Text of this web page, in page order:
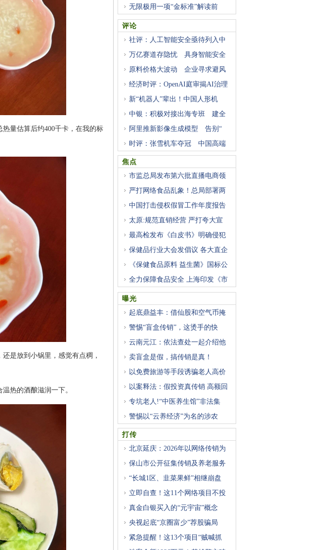
量估算后约400千卡，在我的标
是放到小锅里，感觉有点稠，
热的酒酿滋润一下。
无限极用一项“金标准”解读前
评论
社评：人工智能安全亟待列入中
万亿赛道存隐忧 具身智能安全
原料价格大波动 企业寻求避风
经济时评：OpenAI庭审揭AI治理
新“机器人”辈出！中国人形机
中银：积极对接出海专班 建全
阿里推新影像生成模型 告别“
时评：张雪机车夺冠 中国高端
焦点
市监总局发布第六批直播电商领
严打网络食品乱象！总局部署两
中国打击侵权假冒工作年度报告
太原:规范直销经营 严打夸大宣
最高检发布《白皮书》明确侵犯
保健品行业大会发倡议 各大直企
《保健食品原料 益生菌》国标公
全力保障食品安全 上海印发《市
曝光
起底鼎益丰：借仙股和空气币掩
警惕“盲盒传销”，这烫手的快
云南元江：依法查处一起介绍他
卖盲盒是假，搞传销是真！
以免费旅游等手段诱骗老人高价
以案释法：假投资真传销 高额回
专坑老人!“中医养生馆”非法集
警惕以“云养经济”为名的涉农
打传
北京延庆：2026年以网络传销为
保山市公开征集传销及养老服务
“长城1区、韭菜果鲜”相继崩盘
立即自查！这11个网络项目不投
真金白银买入的“元宇宙”概念
央视起底“京圈富少”荐股骗局
紧急提醒！这13个项目“贼喊抓